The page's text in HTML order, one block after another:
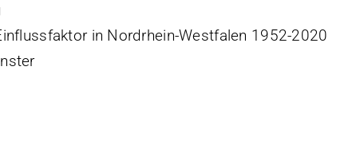
in Nordrhein-Westfalen 1952-2020